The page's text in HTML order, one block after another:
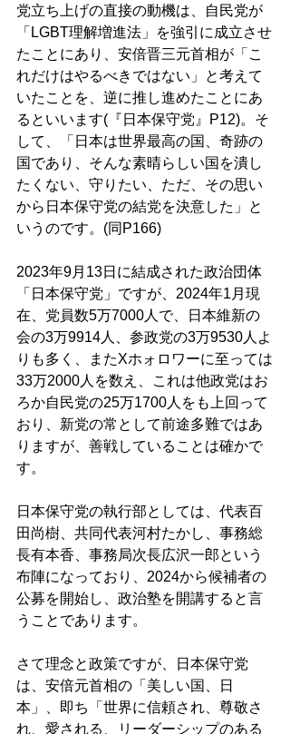
党立ち上げの直接の動機は、自民党が
「LGBT理解増進法」を強引に成立させ
たことにあり、安倍晋三元首相が「こ
れだけはやるべきではない」と考えて
いたことを、逆に推し進めたことにあ
るといいます(『日本保守党』P12)。そ
して、「日本は世界最高の国、奇跡の
国であり、そんな素晴らしい国を潰し
たくない、守りたい、ただ、その思い
から日本保守党の結党を決意した」と
いうのです。(同P166)
2023年9月13日に結成された政治団体
「日本保守党」ですが、2024年1月現
在、党員数5万7000人で、日本維新の
会の3万9914人、参政党の3万9530人よ
りも多く、またXホォロワーに至っては
33万2000人を数え、これは他政党はお
ろか自民党の25万1700人をも上回って
おり、新党の常として前途多難ではあ
りますが、善戦していることは確かで
す。
日本保守党の執行部としては、代表百
田尚樹、共同代表河村たかし、事務総
長有本香、事務局次長広沢一郎という
布陣になっており、2024から候補者の
公募を開始し、政治塾を開講すると言
うことであります。
さて理念と政策ですが、日本保守党
は、安倍元首相の「美しい国、日
本」、即ち「世界に信頼され、尊敬さ
れ、愛される、リーダーシップのある